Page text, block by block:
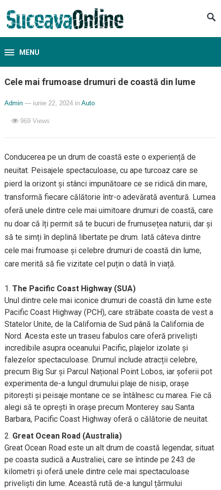
MENU
Cele mai frumoase drumuri de coastă din lume
Admin — iunie 22, 2024 in Auto
969Views
Conducerea pe un drum de coastă este o experiență de
neuitat. Peisajele spectaculoase, cu ape turcoaz care se
pierd la orizont și stânci impunătoare ce se ridică din mare,
transformă fiecare călătorie într-o adevărată aventură. Lumea
oferă unele dintre cele mai uimitoare drumuri de coastă, care
nu doar că îți permit să te bucuri de frumusețea naturii, dar și
să te simți în deplină libertate pe drum. Iată câteva dintre
cele mai frumoase și celebre drumuri de coastă din lume,
care merită să fie vizitate cel puțin o dată în viață.
The Pacific Coast Highway (SUA)
Unul dintre cele mai iconice drumuri de coastă din lume este
Pacific Coast Highway (PCH), care străbate coasta de vest a
Statelor Unite, de la California de Sud până la California de
Nord. Acesta este un traseu fabulos care oferă priveliști
incredibile asupra oceanului Pacific, plajelor izolate și
falezelor spectaculoase. Drumul include atracții celebre,
precum Big Sur și Parcul Național Point Lobos, iar șoferii pot
experimenta de-a lungul drumului plaje de nisip, orașe
pitorești și peisaje montane ce se întâlnesc cu marea. Fie că
alegi să te oprești în orașe precum Monterey sau Santa
Barbara, Pacific Coast Highway oferă o călătorie de neuitat.
Great Ocean Road (Australia)
Great Ocean Road este un alt drum de coastă legendar, situat
pe coasta sudică a Australiei, care se întinde pe 243 de
kilometri și oferă unele dintre cele mai spectaculoase
priveliști din lume. Această rută de-a lungul țărmului